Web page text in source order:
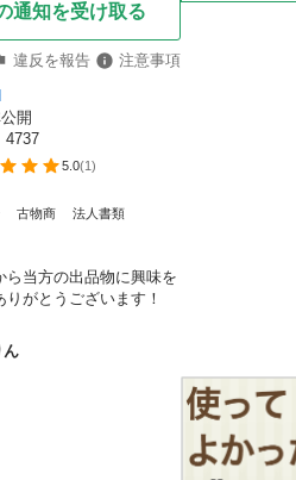
通知を受け取る
違反を報告
注意事項
開
4737
5.0(1 )
古物商 法人書類
ら当方の出品物に興味を
がとうございます！
ん